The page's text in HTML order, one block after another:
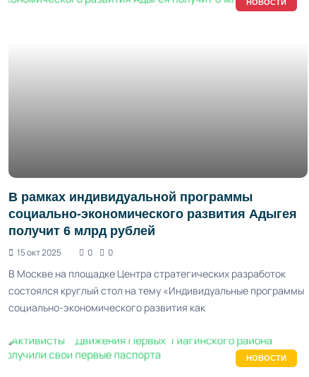
НОВОСТИ
В рамках индивидуальной программы
социально-экономического развития Адыгея
получит 6 млрд рублей
15 окт 2025 0 0
В Москве на площадке Центра стратегических разработок
состоялся круглый стол на тему «Индивидуальные программы
социально-экономического развития как
НОВОСТИ